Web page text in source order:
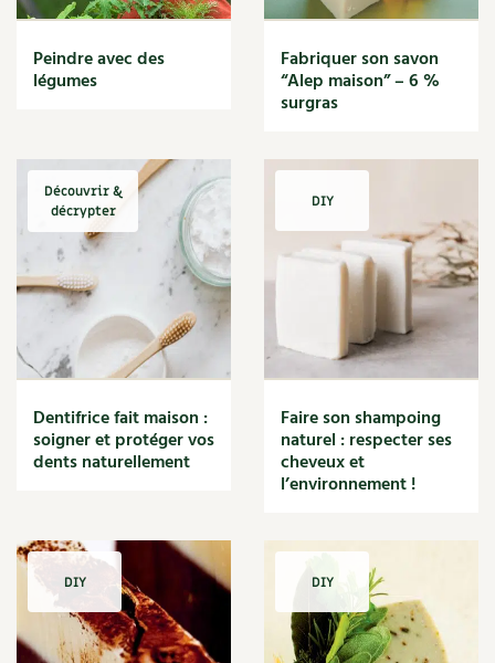
Peindre avec des
légumes
Fabriquer son savon
“Alep maison” – 6 %
surgras
Découvrir &
décrypter
Dentifrice fait maison :
soigner et protéger vos
dents naturellement
DIY
Faire son shampoing
naturel : respecter ses
cheveux et
l’environnement !
DIY DIY